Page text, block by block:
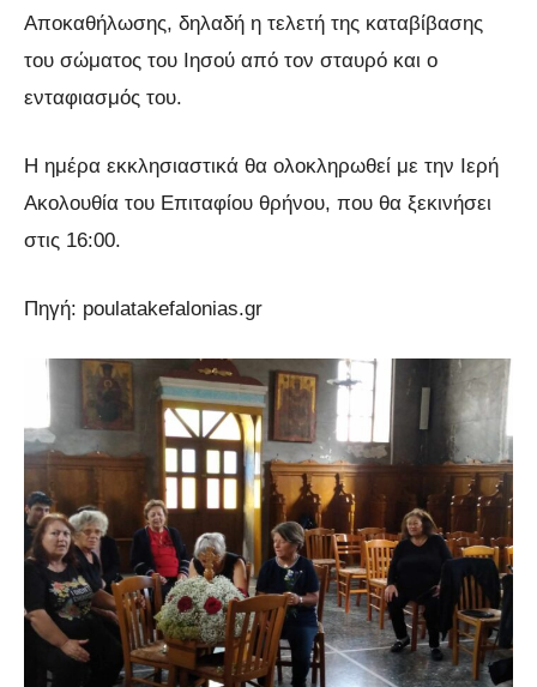
Αποκαθήλωσης, δηλαδή η τελετή της καταβίβασης
του σώματος του Ιησού από τον σταυρό και ο
ενταφιασμός του.
Η ημέρα εκκλησιαστικά θα ολοκληρωθεί με την Ιερή
Ακολουθία του Επιταφίου θρήνου, που θα ξεκινήσει
στις 16:00.
Πηγή: poulatakefalonias.gr